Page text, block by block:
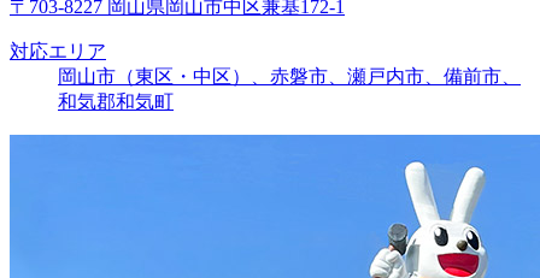
〒703-8227 岡山県岡山市中区兼基172-1
対応エリア
岡山市（東区・中区）、赤磐市、瀬戸内市、備前市、
和気郡和気町